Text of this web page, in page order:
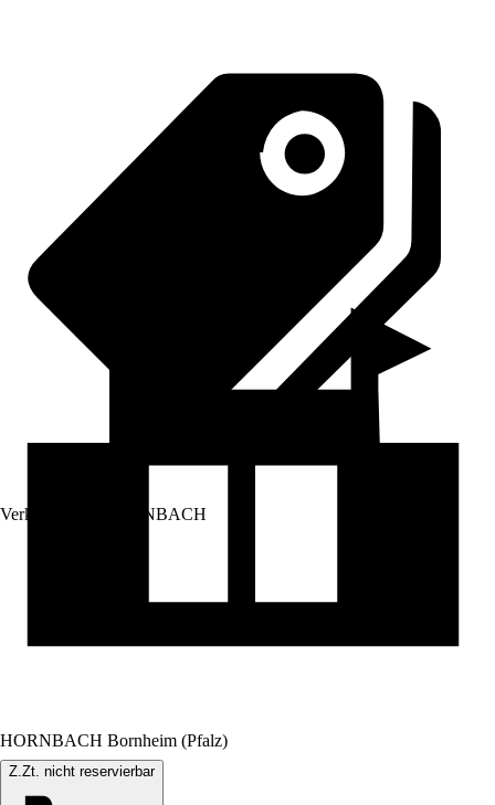
Verkauf durch: HORNBACH
HORNBACH Bornheim (Pfalz)
Z.Zt. nicht reservierbar